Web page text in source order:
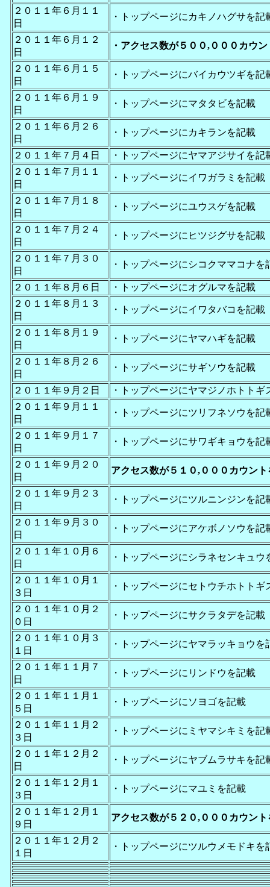
２０１１年６月１１
日
・トップページにカキノハグサを記
２０１１年６月１２
日
・アクセス数が５００,０００カウ
２０１１年６月１５
日
・トップページにバイカウツギを記
２０１１年６月１９
日
・トップページにマタタビを記載
２０１１年６月２６
日
・トップページにカキランを記載
２０１１年７月４日
・トップページにヤマアジサイを記
２０１１年７月１１
日
・トップページにイワガラミを記載
２０１１年７月１８
日
・トップページにユウスゲを記載
２０１１年７月２４
日
・トップページにヒツジグサを記載
２０１１年７月３０
日
・トップページにシコクママコナを
２０１１年８月６日
・トップページにオグルマを記載
２０１１年８月１３
日
・トップページにイワタバコを記載
２０１１年８月１９
日
・トップページにヤマハギを記載
２０１１年８月２６
日
・トップページにサギソウを記載
２０１１年９月２日
・トップページにヤマジノホトトギ
２０１１年９月１１
日
・トップページにツリフネソウを記
２０１１年９月１７
日
・トップページにサワギキョウを記
２０１１年９月２０
日
アクセス数が５１０,０００カウン
２０１１年９月２３
日
・トップページにツルニンジンを記
２０１１年９月３０
日
・トップページにアケボノソウを記
２０１１年１０月６
日
・トップページにシラネセンキュウ
２０１１年１０月１
３日
・トップページにセトウチホトトギ
２０１１年１０月２
０日
・トップページにサクラタデを記載
２０１１年１０月３
１日
・トップページにヤマラッキョウを
２０１１年１１月７
日
・トップページにリンドウを記載
２０１１年１１月１
５日
・トップページにソヨゴを記載
２０１１年１１月２
３日
・トップページにミヤマシキミを記
２０１１年１２月２
日
・トップページにヤブムラサキを記
２０１１年１２月１
３日
・トップページにマユミを記載
２０１１年１２月１
９日
アクセス数が５２０,０００カウン
２０１１年１２月２
１日
・トップページにツルウメモドキを